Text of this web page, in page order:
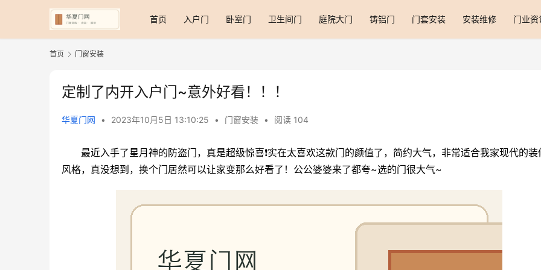
首页 入户门 卧室门 卫生间门 庭院大门 铸铝门 门套安装 安装维修 门业资
首页 门窗安装
定制了内开入户门~意外好看！！！
华夏门网 • 2023年10月5日 13:10:25 • 门窗安装 • 阅读 104
最近入手了星月神的防盗门，真是超级惊喜❗实在太喜欢这款门的颜值了，简约大气，非常适合我家现代的装
风格，真没想到，换个门居然可以让家变那么好看了！公公婆婆来了都夸~选的门很大气~